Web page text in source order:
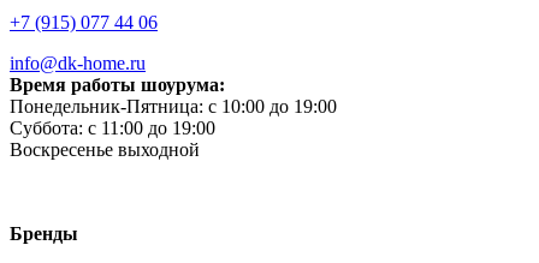
+7 (915) 077 44 06
info@dk-home.ru
Время работы шоурума:
Понедельник-Пятница: c 10:00 до 19:00
Суббота: c 11:00 до 19:00
Воскресенье выходной
Бренды